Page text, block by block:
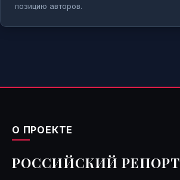
позицию авторов.
О ПРОЕКТЕ
РОССИЙСКИЙ